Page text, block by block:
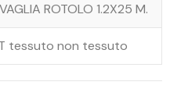
ROTOLO 1.2X25 M.
tessuto non tessuto